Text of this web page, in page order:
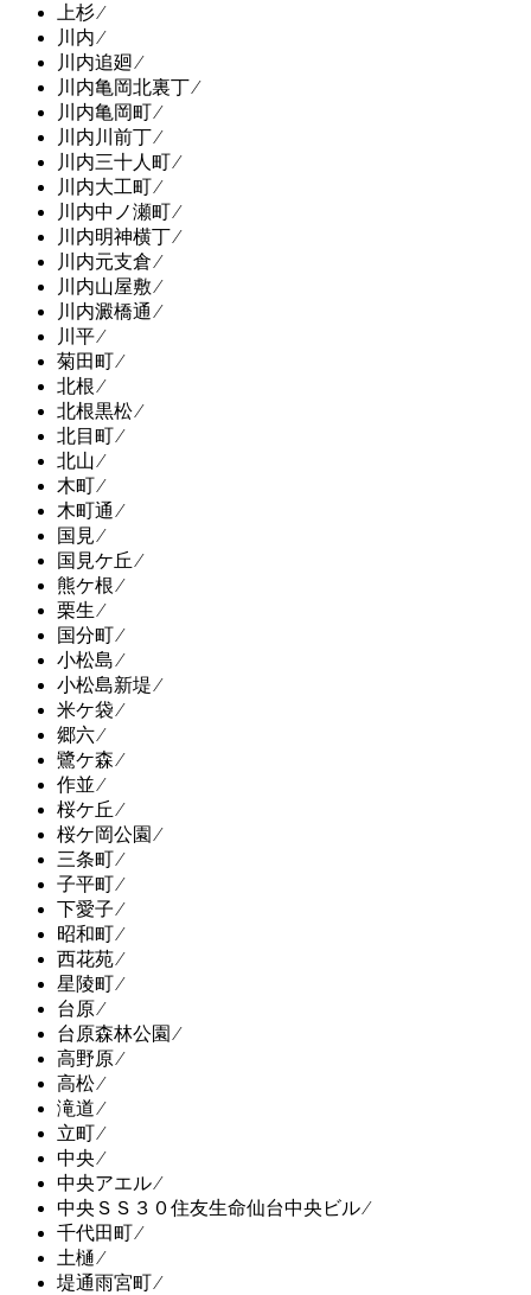
上杉 ⁄
川内 ⁄
川内追廻 ⁄
川内亀岡北裏丁 ⁄
川内亀岡町 ⁄
川内川前丁 ⁄
川内三十人町 ⁄
川内大工町 ⁄
川内中ノ瀬町 ⁄
川内明神横丁 ⁄
川内元支倉 ⁄
川内山屋敷 ⁄
川内澱橋通 ⁄
川平 ⁄
菊田町 ⁄
北根 ⁄
北根黒松 ⁄
北目町 ⁄
北山 ⁄
木町 ⁄
木町通 ⁄
国見 ⁄
国見ケ丘 ⁄
熊ケ根 ⁄
栗生 ⁄
国分町 ⁄
小松島 ⁄
小松島新堤 ⁄
米ケ袋 ⁄
郷六 ⁄
鷺ケ森 ⁄
作並 ⁄
桜ケ丘 ⁄
桜ケ岡公園 ⁄
三条町 ⁄
子平町 ⁄
下愛子 ⁄
昭和町 ⁄
西花苑 ⁄
星陵町 ⁄
台原 ⁄
台原森林公園 ⁄
高野原 ⁄
高松 ⁄
滝道 ⁄
立町 ⁄
中央 ⁄
中央アエル ⁄
中央ＳＳ３０住友生命仙台中央ビル ⁄
千代田町 ⁄
土樋 ⁄
堤通雨宮町 ⁄